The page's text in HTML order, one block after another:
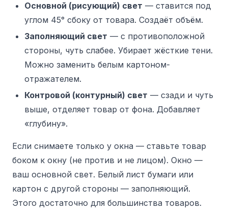
Основной (рисующий) свет — ставится под
углом 45° сбоку от товара. Создаёт объём.
Заполняющий свет — с противоположной
стороны, чуть слабее. Убирает жёсткие тени.
Можно заменить белым картоном-
отражателем.
Контровой (контурный) свет — сзади и чуть
выше, отделяет товар от фона. Добавляет
«глубину».
Если снимаете только у окна — ставьте товар
боком к окну (не против и не лицом). Окно —
ваш основной свет. Белый лист бумаги или
картон с другой стороны — заполняющий.
Этого достаточно для большинства товаров.